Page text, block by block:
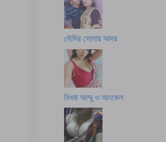
বৌদির সোনায় আদর
বিধবা আম্মু ও আংকেল